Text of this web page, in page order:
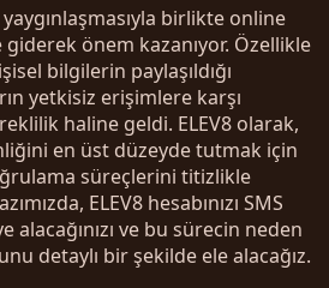
birlikte online
önem kazanıyor. Özellikle
bilgilerin paylaşıldığı
yetkisiz erişimlere karşı
haline geldi. ELEV8 olarak,
en üst düzeyde tutmak için
süreçlerini titizlikle
ELEV8 hesabınızı SMS
alacağınızı ve bu sürecin neden
detaylı bir şekilde ele alacağız.